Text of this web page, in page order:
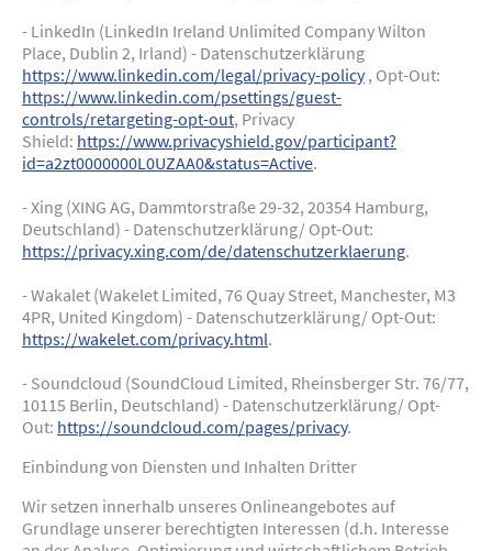
- LinkedIn (LinkedIn Ireland Unlimited Company Wilton
Place, Dublin 2, Irland) - Datenschutzerklärung
https://www.linkedin.com/legal/privacy-policy, Opt-Out:
https://www.linkedin.com/psettings/guest-
controls/retargeting-opt-out, Privacy
Shield: https://www.privacyshield.gov/participant?
id=a2zt0000000L0UZAA0&status=Active.
- Xing (XING AG, Dammtorstraße 29-32, 20354 Hamburg,
Deutschland) - Datenschutzerklärung/ Opt-Out:
https://privacy.xing.com/de/datenschutzerklaerung.
- Wakalet (Wakelet Limited, 76 Quay Street, Manchester, M3
4PR, United Kingdom) - Datenschutzerklärung/ Opt-Out:
https://wakelet.com/privacy.html.
- Soundcloud (SoundCloud Limited, Rheinsberger Str. 76/77,
10115 Berlin, Deutschland) - Datenschutzerklärung/ Opt-
Out: https://soundcloud.com/pages/privacy.
Einbindung von Diensten und Inhalten Dritter
Wir setzen innerhalb unseres Onlineangebotes auf
Grundlage unserer berechtigten Interessen (d.h. Interesse